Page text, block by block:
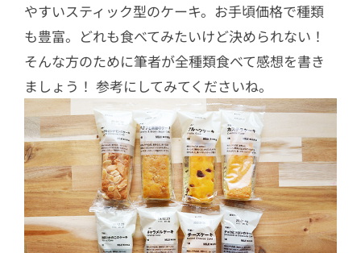
やすいスティック型のケーキ。お手頃価格で種類
も豊富。どれも食べてみたいけど決められない！
そんな方のために筆者が全種類食べて感想を書き
ましょう！ 参考にしてみてくださいね。